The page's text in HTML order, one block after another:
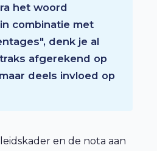
het woord
combinatie met
denk je al
afgerekend op
deels invloed op
en de nota aan